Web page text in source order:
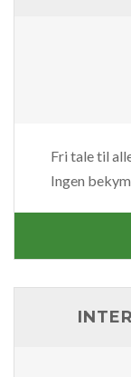
Fri tale til
Ingen